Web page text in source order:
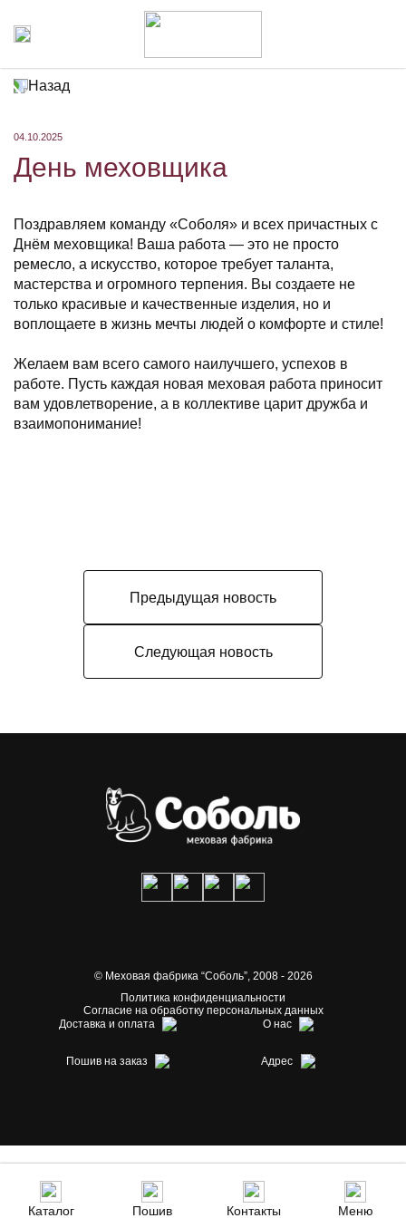
Назад
04.10.2025
День меховщика
Поздравляем команду «Соболя» и всех причастных с
Днём меховщика! Ваша работа — это не просто
ремесло, а искусство, которое требует таланта,
мастерства и огромного терпения. Вы создаете не
только красивые и качественные изделия, но и
воплощаете в жизнь мечты людей о комфорте и стиле!
Желаем вам всего самого наилучшего, успехов в
работе. Пусть каждая новая меховая работа приносит
вам удовлетворение, а в коллективе царит дружба и
взаимопонимание!
Предыдущая новость
Следующая новость
© Меховая фабрика “Соболь”,2008 - 2026
Политика конфиденциальности
Согласие на обработку персональных данных
Доставка и оплата
О нас
Пошив на заказ Адрес
Каталог Пошив Контакты Меню